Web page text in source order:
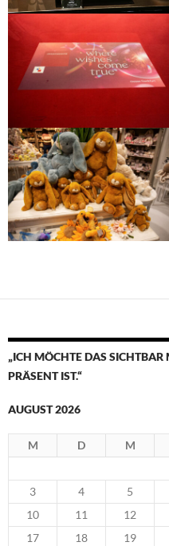
„ICH MÖCHTE DAS
PRÄSENT IST.“
AUGUST 2026
M D M
3
4 5
10
11 12
17
18 19